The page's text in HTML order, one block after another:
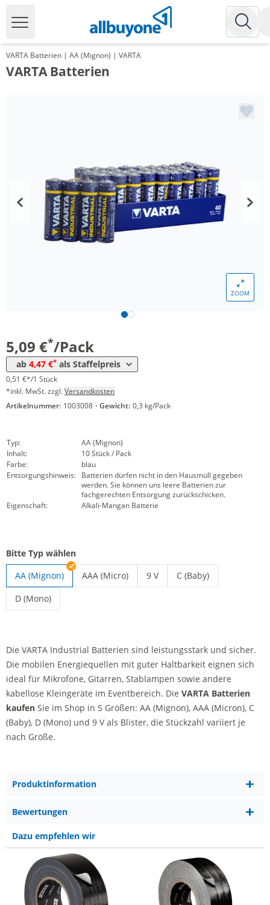
VARTA Batterien | AA (Mignon) | VARTA
VARTA Batterien
ZOOM
5,09 €*/Pack
ab 4,47 €* als Staffelpreis
4,69 €
0,51 €*/1 Stück
*inkl. MwSt. zzgl.Versandkosten
Artikelnummer: 1003008 · Gewicht: 0,3 kg/Pack
Typ:
AA (Mignon)
Inhalt:
10 Stück / Pack
Farbe:
blau
Entsorgungshinweis: Batterien dürfen nicht in den Hausmüll gegeben
werden. Sie können uns leere Batterien zur
fachgerechten Entsorgung zurückschicken.
Eigenschaft:
Alkali-Mangan Batterie
Bitte Typ wählen
AA (Mignon)
AAA (Micro)
9 V
C (Baby)
D (Mono)
Die VARTA Industrial Batterien sind leistungsstark und sicher.
Die mobilen Energiequellen mit guter Haltbarkeit eignen sich
ideal für Mikrofone, Gitarren, Stablampen sowie andere
kabellose Kleingeräte im Eventbereich. Die VARTA Batterien
kaufen Sie im Shop in 5 Größen: AA (Mignon), AAA (Micron), C
(Baby), D (Mono) und 9 V als Blister, die Stückzahl variiert je
nach Größe.
Produktinformation
Bewertungen
Dazu empfehlen wir